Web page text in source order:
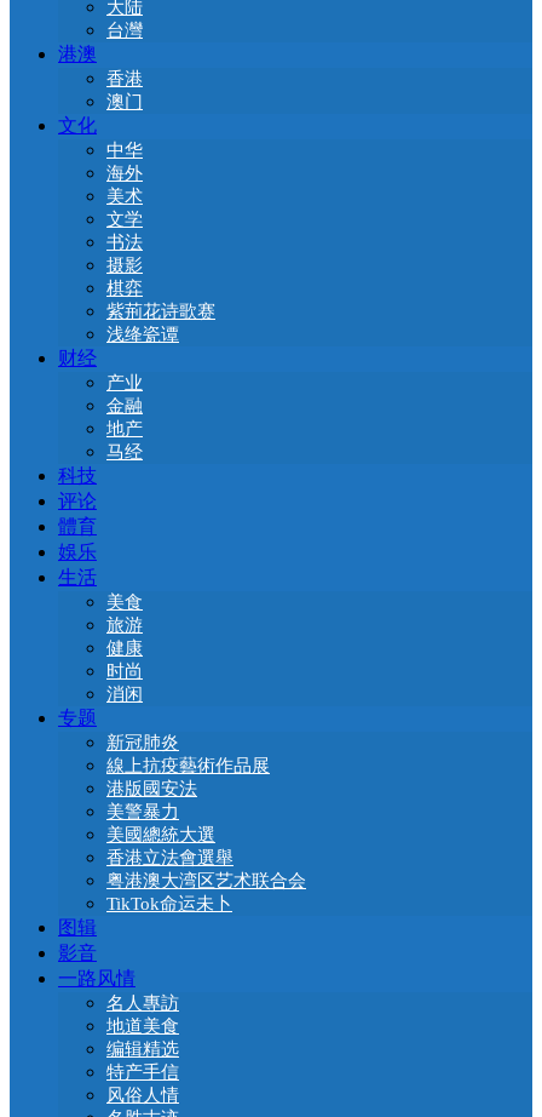
大陆
台灣
港澳
香港
澳门
文化
中华
海外
美术
文学
书法
摄影
棋弈
紫荊花诗歌赛
浅绛瓷谭
财经
产业
金融
地产
马经
科技
评论
體育
娛乐
生活
美食
旅游
健康
时尚
消闲
专题
新冠肺炎
線上抗疫藝術作品展
港版國安法
美警暴力
美國總統大選
香港立法會選舉
粤港澳大湾区艺术联合会
TikTok命运未卜
图辑
影音
一路风情
名人專訪
地道美食
编辑精选
特产手信
风俗人情